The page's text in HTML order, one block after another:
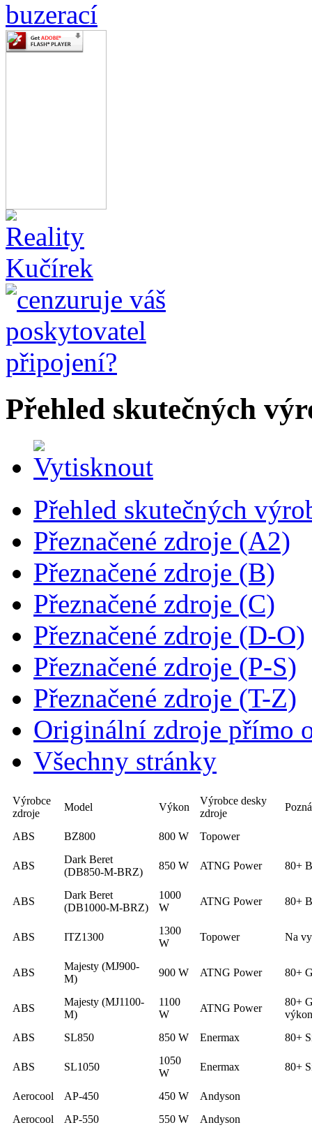
Přehled skutečných
Přehled skutečných
Přeznačené zdroje (A2)
Přeznačené zdroje (B)
Přeznačené zdroje (C)
Přeznačené zdroje (D-O)
Přeznačené zdroje (P-S)
Přeznačené zdroje (T-Z)
Originální zdroje přímo
Všechny stránky
Výrobce
zdroje
Model Výkon
Výrobce desky
zdroje
ABS BZ800 800 W Topower
ABS
Dark Beret
(DB850-M-BRZ)
850 W ATNG Power 80+
ABS
Dark Beret
(DB1000-M-BRZ)
1000
W
ATNG Power 80+
ABS ITZ1300
1300
W
Topower Na
ABS
Majesty (MJ900-
M)
900 W ATNG Power 80+
ABS
Majesty (MJ1100-
M)
1100
W
ATNG Power
80+
ABS
SL850 850 W Enermax 80+
ABS SL1050
1050
W
Enermax 80+
Aerocool AP-450 450 W
Andyson
Aerocool
AP-550 550 W
Andyson